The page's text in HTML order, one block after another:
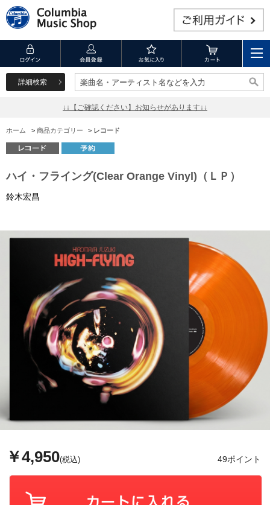
詳細検索 楽曲名・アーティスト名などを入力
楽曲名・アーティスト名などを入力
↓↓【ご確認ください】お知らせがあります↓↓
ホーム > 商品カテゴリー > レコード
ハイ・フライング(Clear Orange Vinyl)（ＬＰ）
鈴木宏昌
￥4,950(税込) 49ポイント